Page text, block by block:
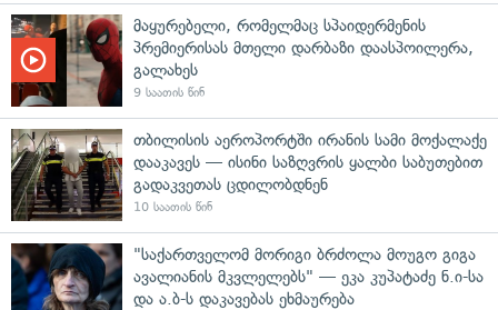
მაყურებელი, რომელმაც სპაიდერმენის
პრემიერისას მთელი დარბაზი დაასპოილერა,
გალახეს
9 საათის წინ
თბილისის აეროპორტში ირანის სამი მოქალაქე
დააკავეს — ისინი საზღვრის ყალბი საბუთებით
გადაკვეთას ცდილობდნენ
10 საათის წინ
"საქართველომ მორიგი ბრძოლა მოუგო გიგა
ავალიანის მკვლელებს" — ეკა კუპატაძე ნ.ი-სა
და ა.ბ-ს დაკავებას ეხმაურება